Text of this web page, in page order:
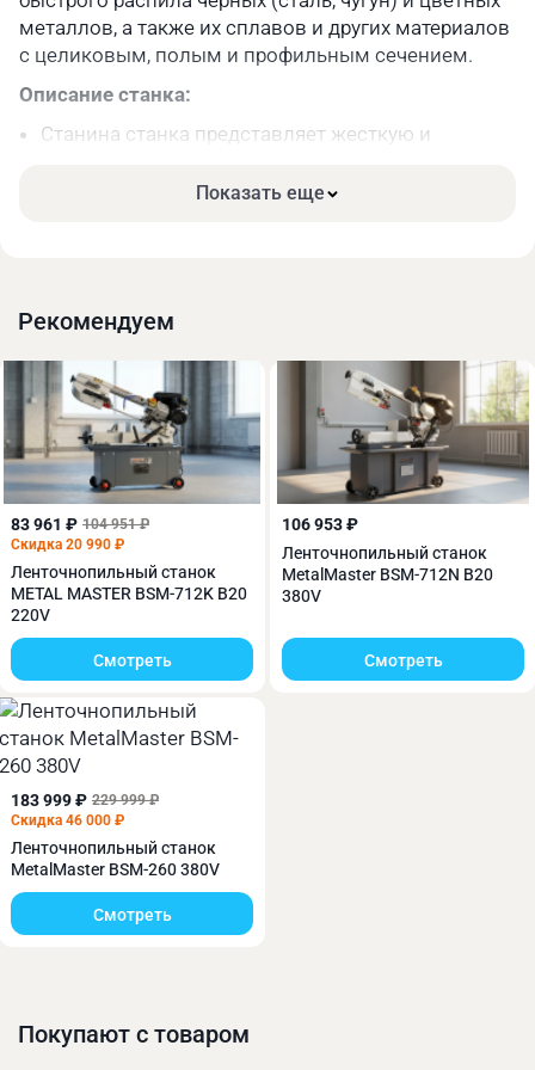
(брутто/нетто), кг
металлов, а также их сплавов и других материалов
с целиковым, полым и профильным сечением.
Описание станка:
Станина станка представляет жесткую и
работы ленточной пилы.
Станок Metal Master BSM-712K B20 380V имеет 4
скорости вращения ленточного полотна:
34/41/59/98 м/мин. Скорость меняется
перекидыванием ремней.
Показать еще
Рекомендуем
83 961 ₽ 104 951 ₽
Скидка 20 990 ₽
Ленточнопильный станок
METAL MASTER BSM-712K B20
220V
Смотреть
106 953 ₽
Ленточнопильный станок
MetalMaster BSM-712N B20
380V
Смотреть
183 999 ₽ 229 999 ₽
Скидка 46 000 ₽
Ленточнопильный станок
MetalMaster BSM-260 380V
Смотреть
Покупают с товаром